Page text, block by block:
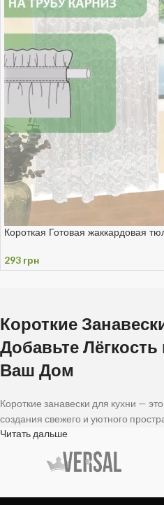
Короткая Готовая жаккардовая
293 грн
Короткие
Добавьте
Ваш Дом
Короткие занавески для кухни —
создания свежего и уютного
стильный акцент в оформление, но
светлой и просторной. Эти
идеально подходят для тех, кто
Читать дальше